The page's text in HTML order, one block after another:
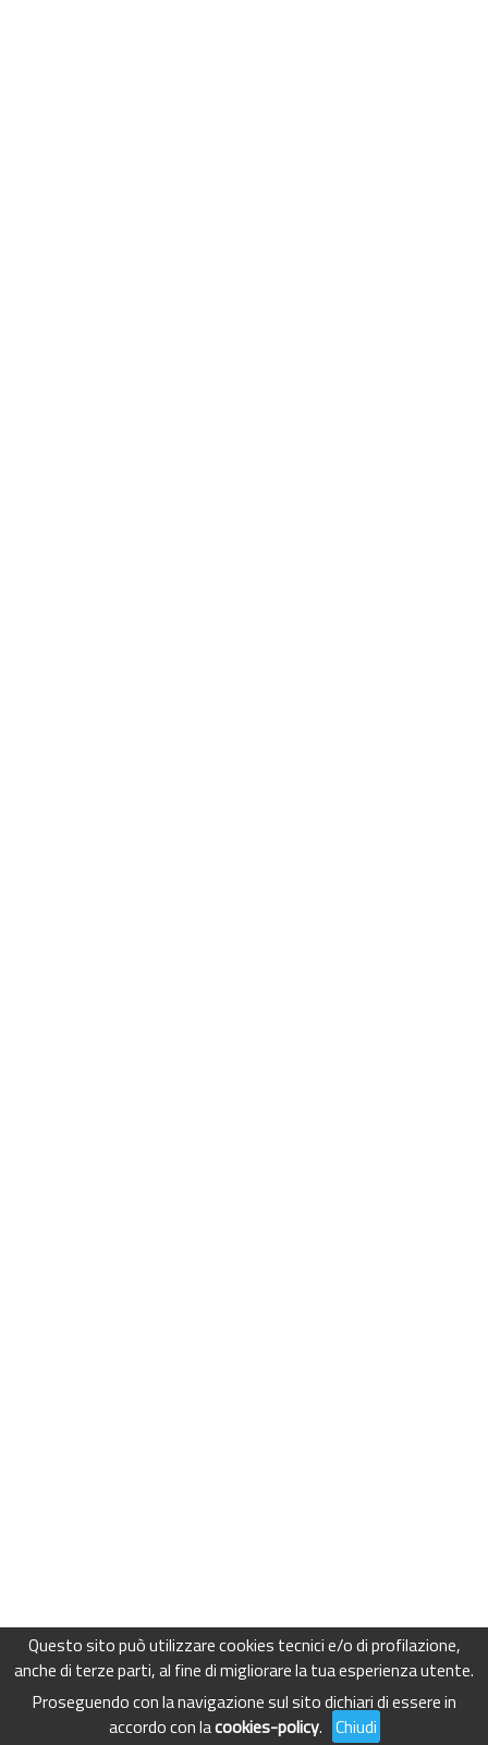
Questo sito può utilizzare cookies tecnici e/o di profilazione,
anche di terze parti, al fine di migliorare la tua esperienza utente.
Proseguendo con la navigazione sul sito dichiari di essere in
accordo con lacookies-policy. Chiudi